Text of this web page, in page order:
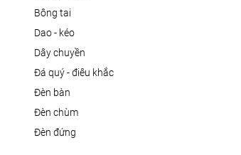
bông tai
dao - kéo
dây chuyền
đá quý - điêu khắc
đèn bàn
đèn chùm
đèn đứng